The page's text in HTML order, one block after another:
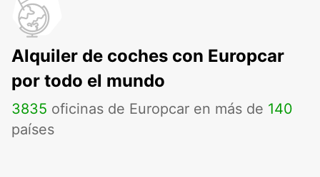
Alquiler de coches con Europcar
por todo el mundo
3835 oficinas de Europcar en más de 140
países